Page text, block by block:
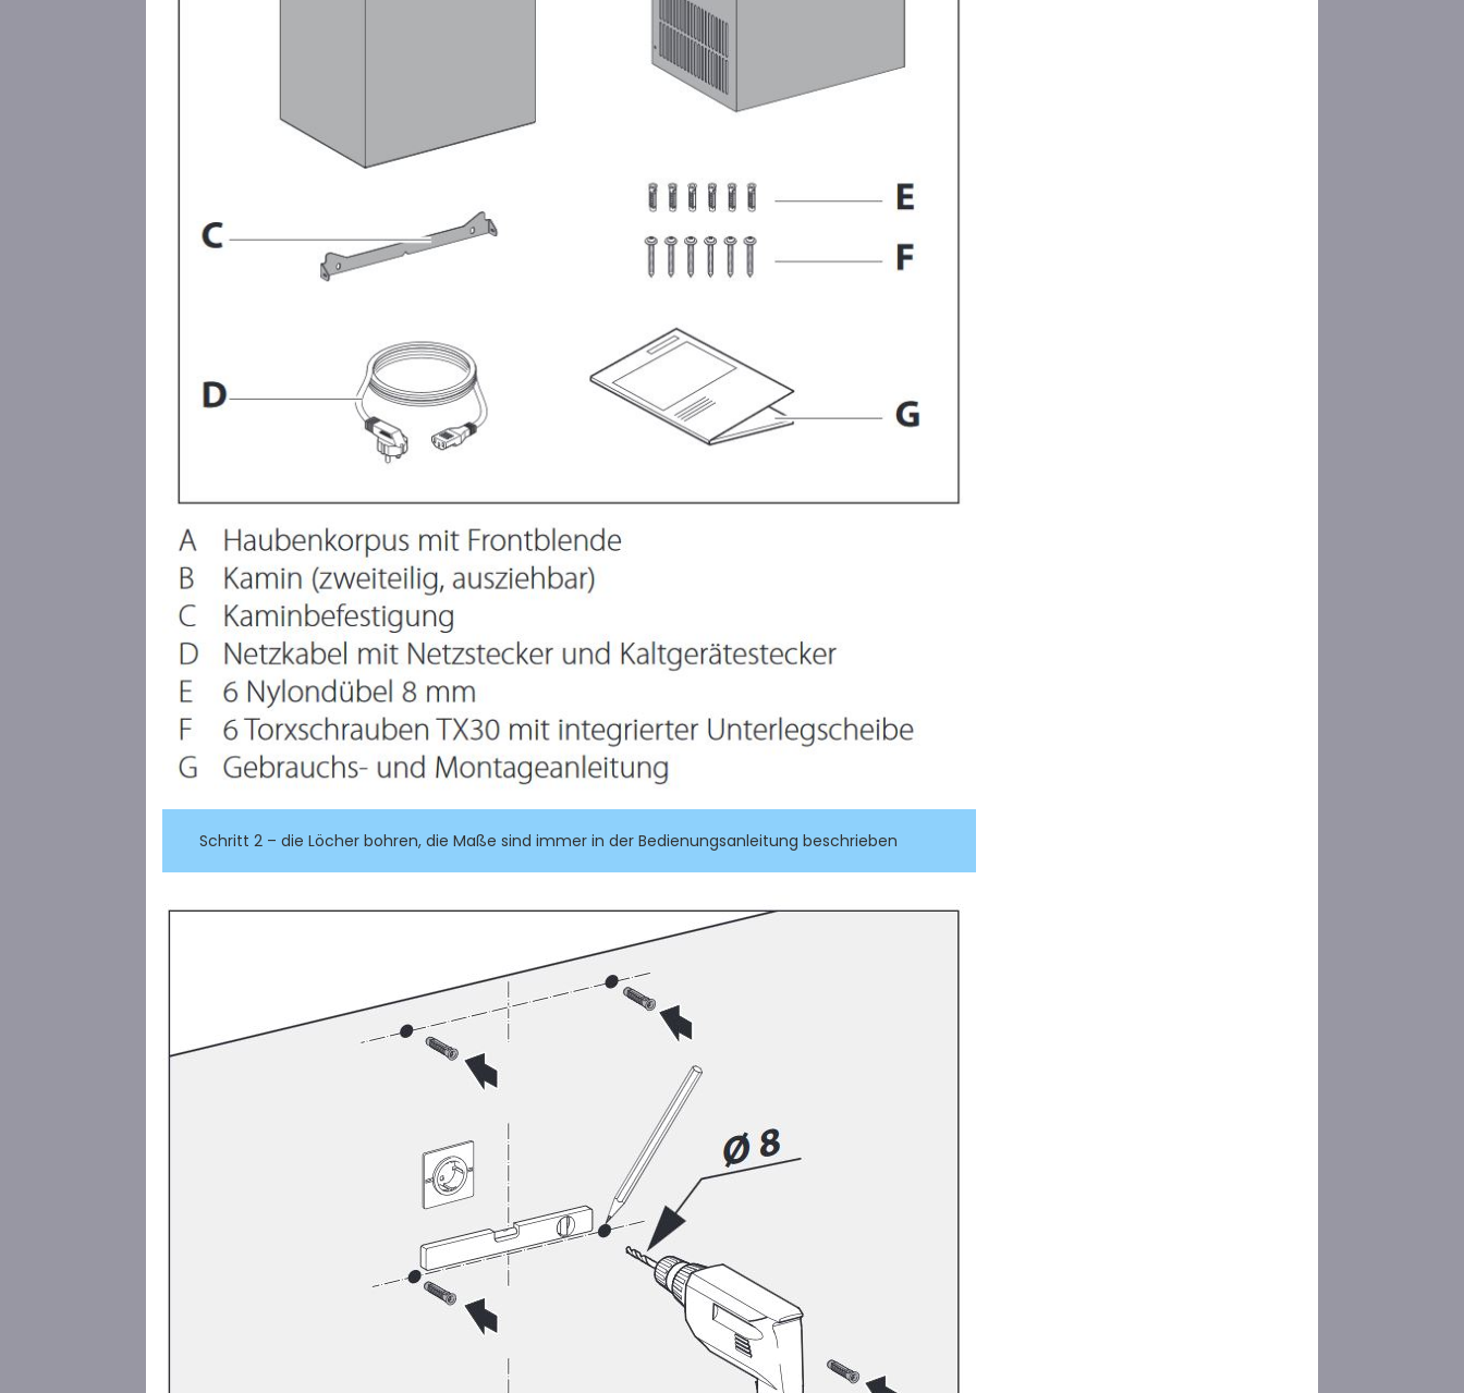
Schritt 2 – die Löcher bohren, die Maße sind immer in der Bedienungsanleitung beschrieben